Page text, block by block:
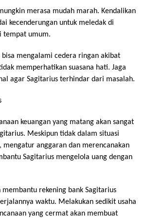
merasa mudah marah. Kendalikan
kecenderungan untuk meledak di
tempat umum.
bisa mengalami cedera ringan akibat
memperhatikan suasana hati. Jaga
agar Sagitarius terhindar dari masalah.
keuangan yang matang akan sangat
Meskipun tidak dalam situasi
mengatur anggaran dan merencanakan
Sagitarius mengelola uang dengan
rekening bank Sagitarius
waktu. Melakukan sedikit usaha
yang cermat akan membuat